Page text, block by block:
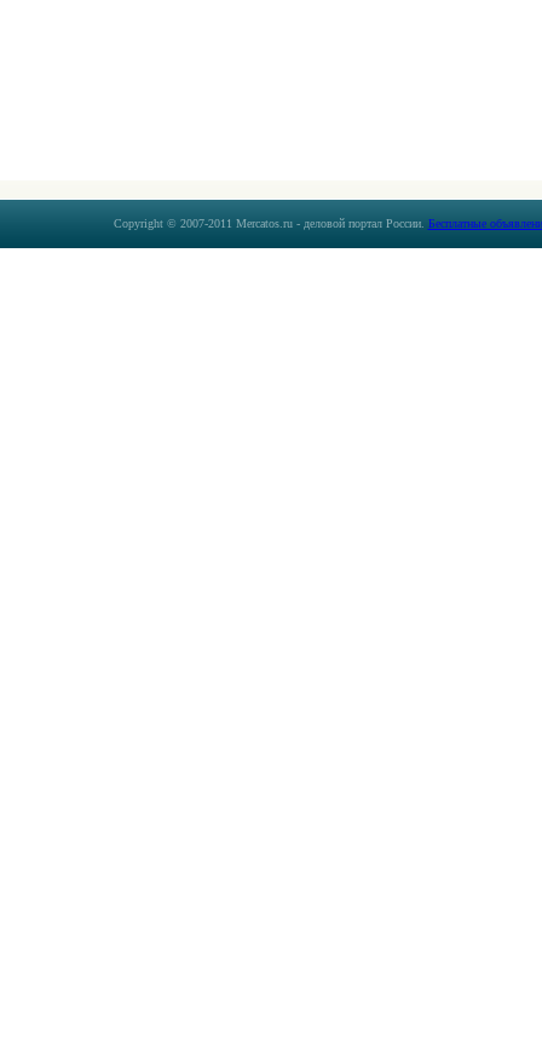
Copyright © 2007-2011 Mercatos.ru - деловой портал России. Бесплатные